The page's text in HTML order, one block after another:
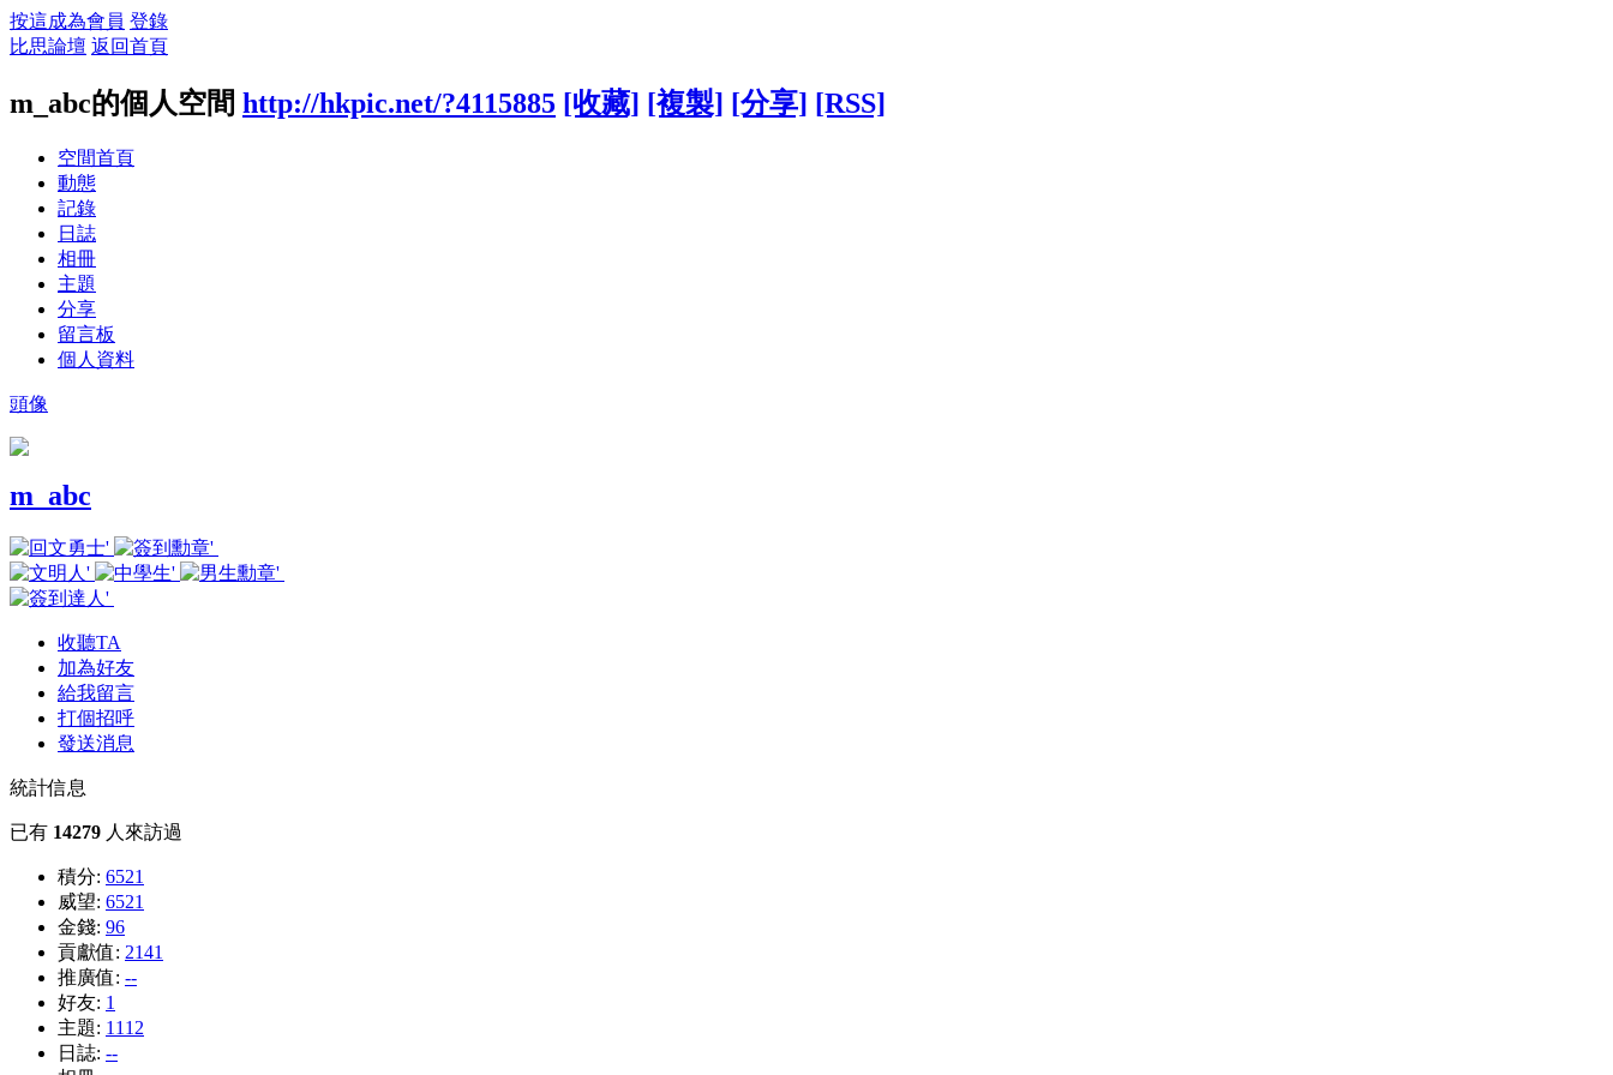
按這成為會員 登錄
比思論壇 返回首頁
m_abc的個人空間 http://hkpic.net/?4115885 [收藏] [複製] [分享] [RSS]
空間首頁
動態
記錄
日誌
相冊
主題
分享
留言板
個人資料
頭像
m_abc
收聽TA
加為好友
給我留言
打個招呼
發送消息
統計信息
已有 14279 人來訪過
積分: 6521
威望: 6521
金錢: 96
貢獻值: 2141
推廣值: --
好友: 1
主題: 1112
日誌: --